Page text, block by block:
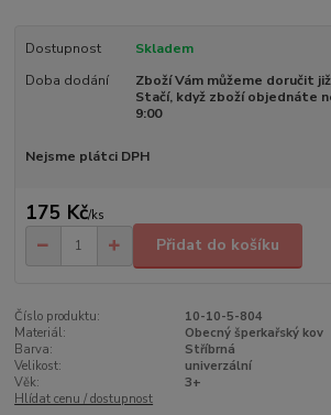
Dostupnost
Skladem
Doba dodání
Zboží Vám můžeme doručit
Stačí, když zboží objednáte
9:00
Nejsme plátci DPH
175 Kč/ks
Přidat do košíku
Číslo produktu:
10-10-5-804
Materiál:
Obecný šperkařský kov
Barva:
Stříbrná
Velikost:
univerzální
Věk:
3+
Hlídat cenu / dostupnost